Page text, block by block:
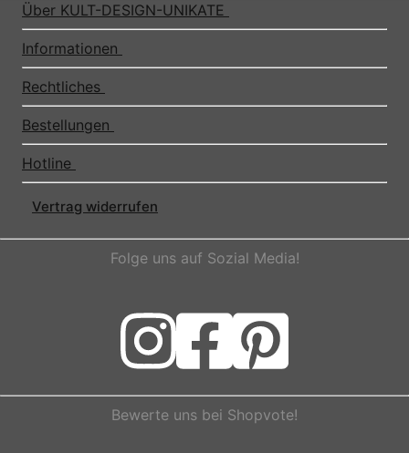
Über KULT-DESIGN-UNIKATE
Informationen
Rechtliches
Bestellungen
Hotline
Vertrag widerrufen
Folge uns auf Sozial Media!
Bewerte uns bei Shopvote!